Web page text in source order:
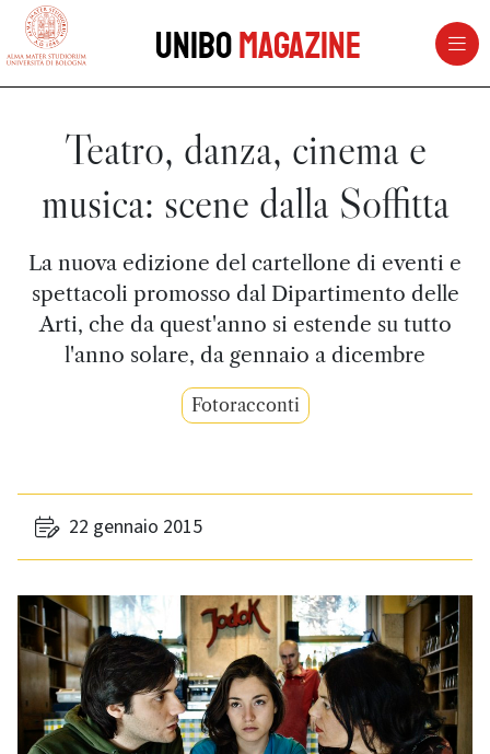
vai al contenuto della pagina
UniboMagazine
Teatro, danza, cinema e
musica: scene dalla Soffitta
La nuova edizione del cartellone di eventi e
spettacoli promosso dal Dipartimento delle
Arti, che da quest'anno si estende su tutto
l'anno solare, da gennaio a dicembre
Fotoracconti
22 gennaio 2015